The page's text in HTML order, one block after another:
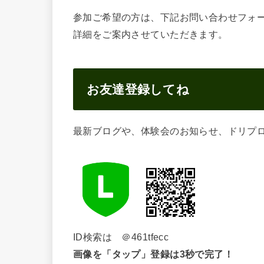
参加ご希望の方は、下記お問い合わせフォ
詳細をご案内させていただきます。
お友達登録してね
最新ブログや、体験会のお知らせ、ドリプ
ID検索は ＠461tfecc
画像を「タップ」登録は3秒で完了！